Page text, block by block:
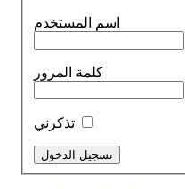
اسم المستخدم
كلمة المرور